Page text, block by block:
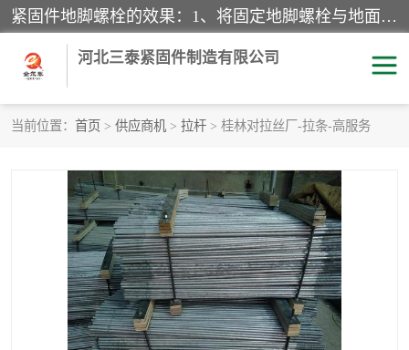
紧固件地脚螺栓的效果：1、将固定地脚螺栓与地面用水泥等物品灌溉在一起，可用来固定较小振荡和冲击的设备。2、活动地脚是一种可拆卸的地脚螺栓，可以固定有激烈振荡和冲击的大型机器设备。3、胀锚地脚螺栓用于固定比较简略且重量轻的设备，辅佐设备长期处于静止状态下。4、粘接地脚螺栓为一种使用广泛且常见的设备，它也是用来固定简略设备的小件。
河北三泰紧固件制造有限公司
当前位置： 首页 > 供应商机 > 拉杆 > 桂林对拉丝厂-拉条-高服务
拉杆
悬挑梁拉杆
高强度